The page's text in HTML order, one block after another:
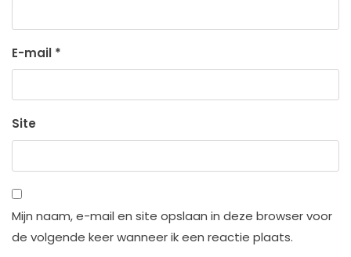
E-mail *
Site
Mijn naam, e-mail en site opslaan in deze browser voor
de volgende keer wanneer ik een reactie plaats.